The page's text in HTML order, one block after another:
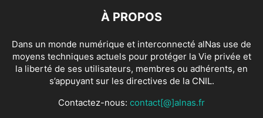
À PROPOS
Dans un monde numérique et interconnecté alNas use de
moyens techniques actuels pour protéger la Vie privée et
la liberté de ses utilisateurs, membres ou adhérents, en
s’appuyant sur les directives de la CNIL.
Contactez-nous: contact[@]alnas.fr